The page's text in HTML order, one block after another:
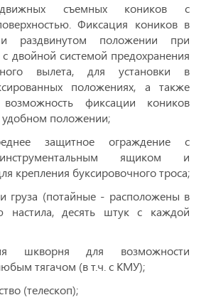
съемных коников с
Фиксация коников в
и раздвинутом положении при
двойной системой предохранения
вылета, для установки в
положениях, а также
возможность фиксации коников
положении;
защитное ограждение с
ящиком и
крепления буксировочного троса;
груза (потайные - расположены в
десять штук с каждой
шкворня для возможности
тягачом (в т.ч. с КМУ);
(телескоп);